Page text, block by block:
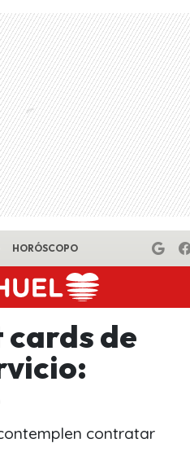
HORÓSCOPO
de
contratar